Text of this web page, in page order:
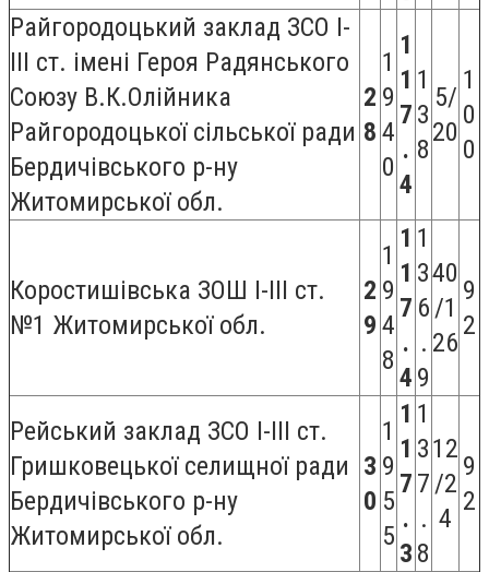
Райгородоцький заклад ЗСО I-
III ст. імені Героя Радянського
Союзу В.К.Олійника
Райгородоцької сільської ради
Бердичівського р-ну
Житомирської обл.
2
8
1
9
4
0
1
1
7
.
4
1
3
8
5/
20
1
0
0
Коростишівська ЗОШ I-III ст.
№1 Житомирської обл.
2
9
1
9
4
8
1
1
7
.
4
1
3
6
.
9
40
/1
26
9
2
Рейський заклад ЗСО І-ІІІ ст.
Гришковецької селищної ради
Бердичівського р-ну
Житомирської обл.
3
0
1
9
5
5
1
1
7
.
3
1
3
7
.
8
12
/2
4
9
2